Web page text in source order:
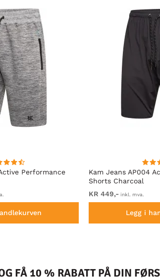
Performance
Kam Jeans AP004
Shorts Charcoal
KR 449,- inkl. mva.
Legg i
FÅ 10 % RABATT PÅ DIN